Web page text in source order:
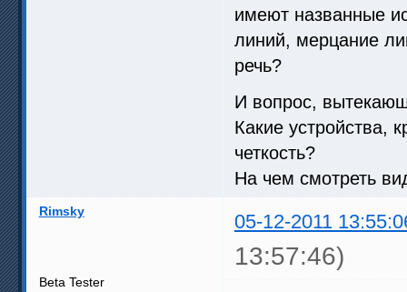
имеют названные
линий, мерцание
речь?
И вопрос,
Какие устройства,
четкость?
На чем смотреть
Rimsky 05-12-2011
13:57:46)
Beta Tester